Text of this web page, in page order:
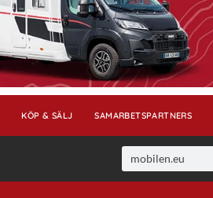
KÖP & SÄLJ SAMARBETSPARTNERS